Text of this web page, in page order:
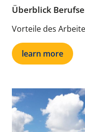
Überblick
Vorteile des
learn more